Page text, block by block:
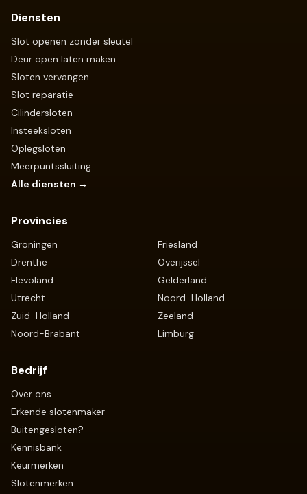
Diensten
Slot openen zonder sleutel
Deur open laten maken
Sloten vervangen
Slot reparatie
Cilindersloten
Insteeksloten
Oplegsloten
Meerpuntssluiting
Alle diensten →
Provincies
Groningen
Friesland
Drenthe
Overijssel
Flevoland
Gelderland
Utrecht
Noord-Holland
Zuid-Holland
Zeeland
Noord-Brabant
Limburg
Bedrijf
Over ons
Erkende slotenmaker
Buitengesloten?
Kennisbank
Keurmerken
Slotenmerken